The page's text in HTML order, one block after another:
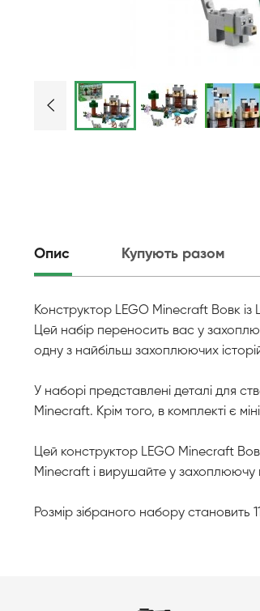
Опис Купують разом
Конструктор LEGO Minecraft Вовк із
Цей набір переносить вас у
одну з найбільш захоплюючих
У наборі представлені деталі для
Minecraft. Крім того, в комплекті є
Цей конструктор LEGO Minecraft
Minecraft і вирушайте у
Розмір зібраного набору становить